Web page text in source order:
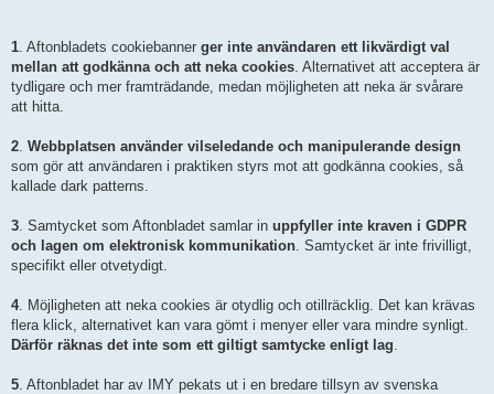
1 . Aftonbladets cookiebanner ger inte användaren ett likvärdigt val
mellan att godkänna och att neka cookies . Alternativet att acceptera är
tydligare och mer framträdande, medan möjligheten att neka är svårare
att hitta.
2 Webbplatsen använder vilseledande och manipulerande design
som gör att användaren i praktiken styrs mot att godkänna cookies, så
kallade dark patterns.
3 . Samtycket som Aftonbladet samlar in uppfyller inte kraven i GDPR
och lagen om elektronisk kommunikation . Samtycket är inte frivilligt,
specifikt eller otvetydigt.
4. Möjligheten att neka cookies är otydlig och otillräcklig. Det kan krävas
flera klick, alternativet kan vara gömt i menyer eller vara mindre synligt.
Därför räknas det inte som ett giltigt samtycke enligt lag
5 . Aftonbladet har av IMY pekats ut i en bredare tillsyn av svenska